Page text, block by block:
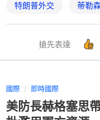
特朗普外交 蒂勒
搶先表達
國際 即時國際
美防長赫格塞思